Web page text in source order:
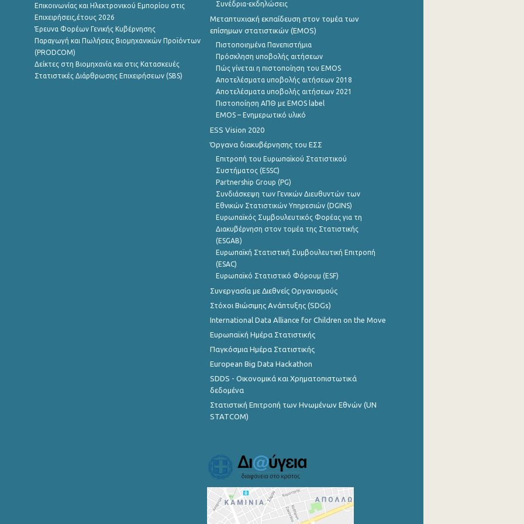
Επικοινωνίας και Ηλεκτρονικού Εμπορίου στις
Επιχειρήσεις,έτους 2026
Έρευνα Φορέων Γενικής Κυβέρνησης
Παραγωγή και Πωλήσεις Βιομηχανικών Προϊόντων
(PRODCOM)
Δείκτες στη Βιομηχανία και στις Κατασκευές
Στατιστικές Διάρθρωσης Επιχειρήσεων (SBS)
Συνέδρια-εκδηλώσεις
Μεταπτυχιακή εκπαίδευση στον τομέα των
επίσημων στατιστικών (EMOS)
Πιστοποιημένα Πανεπιστήμια
Πρόσκληση υποβολής αιτήσεων
Πώς γίνεται η πιστοποίηση του EMOS
Αποτελέσματα υποβολής αιτήσεων 2018
Αποτελέσματα υποβολής αιτήσεων 2021
Πιστοποίηση ΑΠΘ με EMOS label
EMOS – Ενημερωτικό υλικό
ESS Vision 2020
Όργανα διακυβέρνησης του ΕΣΣ
Επιτροπή του Ευρωπαϊκού Στατιστικού
Συστήματος (ESSC)
Partnership Group (PG)
Συνδιάσκεψη των Γενικών Διευθυντών των
Εθνικών Στατιστικών Υπηρεσιών (DGINS)
Ευρωπαϊκός Συμβουλευτικός Φορέας για τη
Διακυβέρνηση στον τομέα της Στατιστικής
(ESGAB)
Ευρωπαϊκή Στατιστική Συμβουλευτική Επιτροπή
(ESAC)
Ευρωπαϊκό Στατιστικό Φόρουμ (ESF)
Συνεργασία με Διεθνείς Οργανισμούς
Στόχοι Βιώσιμης Ανάπτυξης (SDGs)
International Data Alliance for Children on the Move
Ευρωπαϊκή Ημέρα Στατιστικής
Παγκόσμια Ημέρα Στατιστικής
European Big Data Hackathon
SDDS - Οικονομικά και Χρηματοπιστωτικά
δεδομένα
Στατιστική Επιτροπή των Ηνωμένων Εθνών (UN
STATCOM)